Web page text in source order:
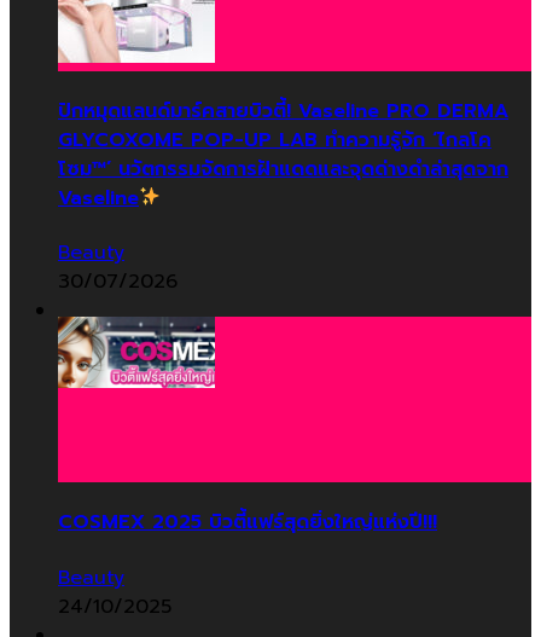
ปักหมุดแลนด์มาร์คสายบิวตี้! Vaseline PRO DERMA
GLYCOXOME POP-UP LAB ทำความรู้จัก ‘ไกลโค
โซม™’ นวัตกรรมจัดการฝ้าแดดและจุดด่างดำล่าสุดจาก
Vaseline
Beauty
30/07/2026
COSMEX 2025 บิวตี้แฟร์สุดยิ่งใหญ่แห่งปี!!!
Beauty
24/10/2025